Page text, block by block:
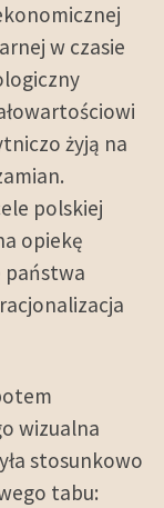
w czasie
żyją na
polskiej
opiekę
państwa
wizualna
stosunkowo
tabu: